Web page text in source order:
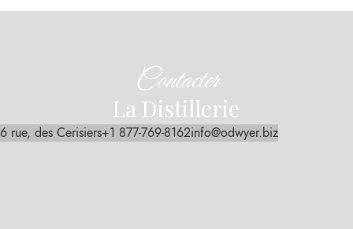
Contacter
La Distillerie
6 rue, des Cerisiers+1 877-769-8162info@odwyer.biz